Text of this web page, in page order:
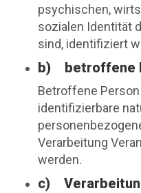
psychischen,
sozialen Identität
sind, identifiziert
b) betroffene
Betroffene
identifizierbare
Verarbeitung
werden.
c)